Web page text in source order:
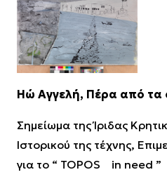
Ηώ Αγγελή, Πέρα από τα
Σημείωμα της Ίριδας
Ιστορικού της τέχνης,
για το “ TOPOS in need ”